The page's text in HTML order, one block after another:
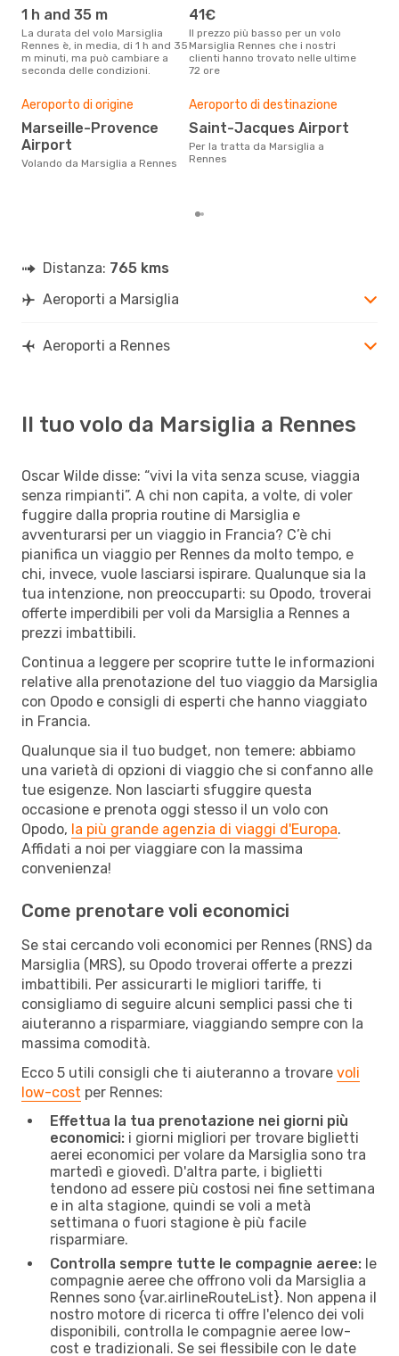
1 h and 35 m
La durata del volo Marsiglia
Rennes è, in media, di 1 h and 35
m minuti, ma può cambiare a
seconda delle condizioni.
41€
Il prezzo più basso per un volo
Marsiglia Rennes che i nostri
clienti hanno trovato nelle ultime
72 ore
Aeroporto di origine
Marseille-Provence
Airport
Volando da Marsiglia a Rennes
Aeroporto di destinazione
Saint-Jacques Airport
Per la tratta da Marsiglia a
Rennes
Distanza: 765 kms
Aeroporti a Marsiglia
Aeroporti a Rennes
Il tuo volo da Marsiglia a Rennes
Oscar Wilde disse: “vivi la vita senza scuse, viaggia
senza rimpianti”. A chi non capita, a volte, di voler
fuggire dalla propria routine di Marsiglia e
avventurarsi per un viaggio in Francia? C’è chi
pianifica un viaggio per Rennes da molto tempo, e
chi, invece, vuole lasciarsi ispirare. Qualunque sia la
tua intenzione, non preoccuparti: su Opodo, troverai
offerte imperdibili per voli da Marsiglia a Rennes a
prezzi imbattibili.
Continua a leggere per scoprire tutte le informazioni
relative alla prenotazione del tuo viaggio da Marsiglia
con Opodo e consigli di esperti che hanno viaggiato
in Francia.
Qualunque sia il tuo budget, non temere: abbiamo
una varietà di opzioni di viaggio che si confanno alle
tue esigenze. Non lasciarti sfuggire questa
occasione e prenota oggi stesso il un volo con
Opodo, la più grande agenzia di viaggi d'Europa.
Affidati a noi per viaggiare con la massima
convenienza!
Come prenotare voli economici
Se stai cercando voli economici per Rennes (RNS) da
Marsiglia (MRS), su Opodo troverai offerte a prezzi
imbattibili. Per assicurarti le migliori tariffe, ti
consigliamo di seguire alcuni semplici passi che ti
aiuteranno a risparmiare, viaggiando sempre con la
massima comodità.
Ecco 5 utili consigli che ti aiuteranno a trovare voli
low-cost per Rennes:
Effettua la tua prenotazione nei giorni più
economici: i giorni migliori per trovare biglietti
aerei economici per volare da Marsiglia sono tra
martedì e giovedì. D'altra parte, i biglietti
tendono ad essere più costosi nei fine settimana
e in alta stagione, quindi se voli a metà
settimana o fuori stagione è più facile
risparmiare.
Controlla sempre tutte le compagnie aeree: le
compagnie aeree che offrono voli da Marsiglia a
Rennes sono {​var.airlineRouteList}. Non appena il
nostro motore di ricerca ti offre l'elenco dei voli
disponibili, controlla le compagnie aeree low-
cost e tradizionali. Se sei flessibile con le date